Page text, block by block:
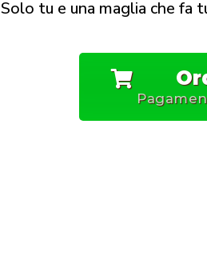
Solo tu e una maglia che fa